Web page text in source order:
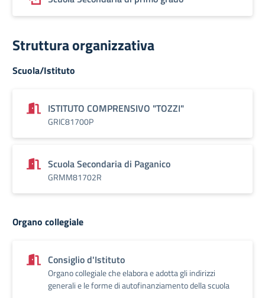
Struttura organizzativa
Scuola/Istituto
ISTITUTO COMPRENSIVO "TOZZI"
GRIC81700P
Scuola Secondaria di Paganico
GRMM81702R
Organo collegiale
Consiglio d'Istituto
Organo collegiale che elabora e adotta gli indirizzi
generali e le forme di autofinanziamento della scuola